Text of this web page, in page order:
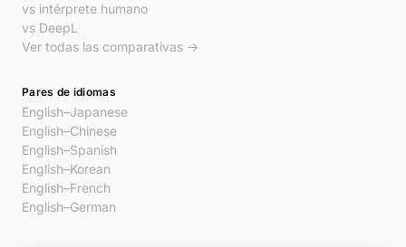
vs intérprete humano
vs DeepL
Ver todas las comparativas →
Pares de idiomas
English–Japanese
English–Chinese
English–Spanish
English–Korean
English–French
English–German